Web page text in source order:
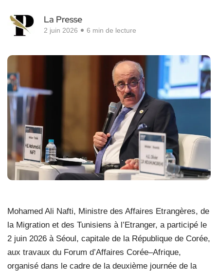
La Presse
2 juin 2026 6 min de lecture
Mohamed Ali Nafti, Ministre des Affaires Etrangères, de
la Migration et des Tunisiens à l’Etranger, a participé le
2 juin 2026 à Séoul, capitale de la République de Corée,
aux travaux du Forum d’Affaires Corée–Afrique,
organisé dans le cadre de la deuxième journée de la